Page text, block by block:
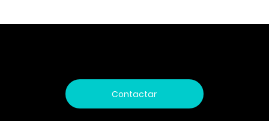
Biobío acelera hacia la Industria 4.0:
Contactar